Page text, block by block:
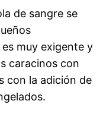
de sangre se
muy exigente y
caracinos con
con la adición de